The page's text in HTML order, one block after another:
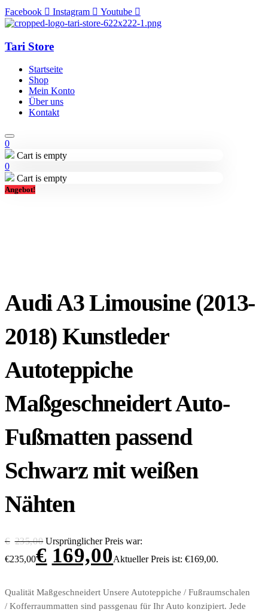
Facebook Instagram Youtube
Tari Store
Startseite
Shop
Mein Konto
Über uns
Kontakt
0
Cart is empty
0
Cart is empty
Angebot!
Audi A3 Limousine (2013-
2018) Kunstleder
Autoteppiche
Maßgeschneidert Auto-
Fußmatten passend
Schwarz mit weißen
Nähten
€ 235,00 Ursprünglicher Preis war:
€235,00€ 169,00Aktueller Preis ist: €169,00.
Qualität Maßgeschneidert Unsere Autoteppiche / Fußraumschalen
/ Kofferraummatten sind passgenau für Ihr Auto konzipiert. Jede